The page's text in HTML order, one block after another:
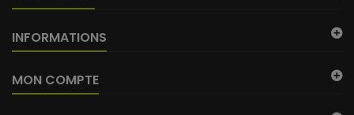
INFORMATIONS
MON COMPTE